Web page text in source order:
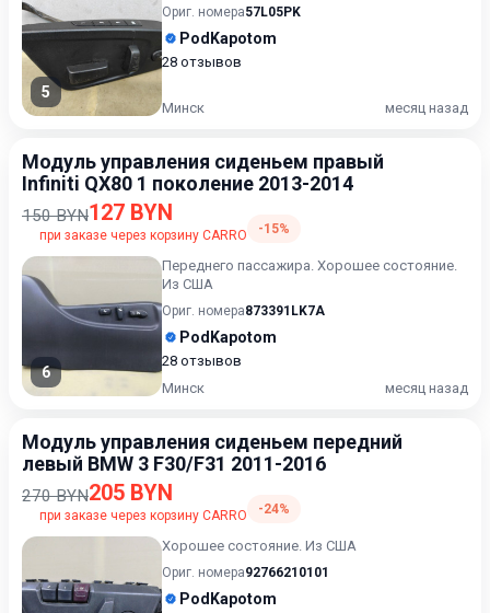
5
Ориг. номера57L05PK
PodKapotom
28 отзывов
Минск месяц назад
Модуль управления сиденьем правый
Infiniti QX80 1 поколение 2013-2014
150 BYN127 BYN
при заказе через корзину CARRO -15%
6
Переднего пассажира. Хорошее состояние.
Из США
Ориг. номера873391LK7A
PodKapotom
28 отзывов
Минск
месяц назад
Модуль управления сиденьем передний
левый BMW 3 F30/F31 2011-2016
270 BYN205 BYN
при заказе через корзину CARRO -24%
Хорошее состояние. Из США
Ориг. номера92766210101
PodKapotom